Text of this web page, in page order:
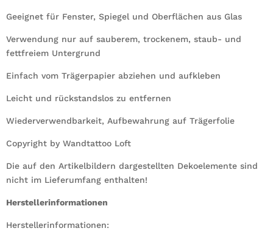
Geeignet für Fenster, Spiegel und Oberflächen aus Glas
Verwendung nur auf sauberem, trockenem, staub- und
fettfreiem Untergrund
Einfach vom Trägerpapier abziehen und aufkleben
Leicht und rückstandslos zu entfernen
Wiederverwendbarkeit, Aufbewahrung auf Trägerfolie
Copyright by Wandtattoo Loft
Die auf den Artikelbildern dargestellten Dekoelemente sind
nicht im Lieferumfang enthalten!
Herstellerinformationen
Herstellerinformationen: